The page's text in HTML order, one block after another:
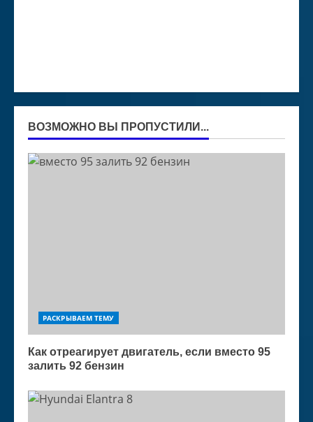
ВОЗМОЖНО ВЫ ПРОПУСТИЛИ...
РАСКРЫВАЕМ ТЕМУ
Как отреагирует двигатель, если вместо 95
залить 92 бензин